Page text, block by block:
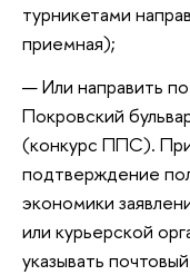
турникетами
приемная);
Или направить
Покровский
(конкурс ППС). При
подтверждение
экономики
или курьерской
указывать